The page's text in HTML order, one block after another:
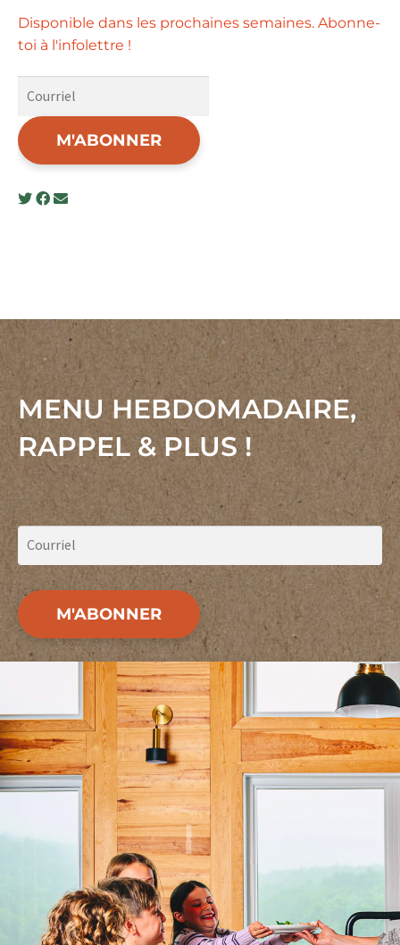
Disponible dans les prochaines semaines. Abonne-
toi à l'infolettre !
M'ABONNER
MENU HEBDOMADAIRE,
RAPPEL & PLUS !
M'ABONNER